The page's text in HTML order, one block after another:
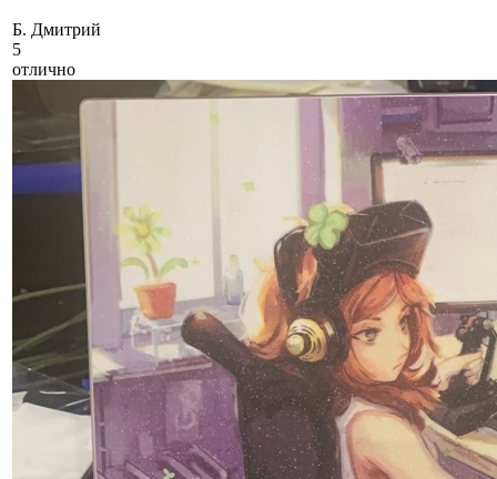
Б. Дмитрий
5
отлично